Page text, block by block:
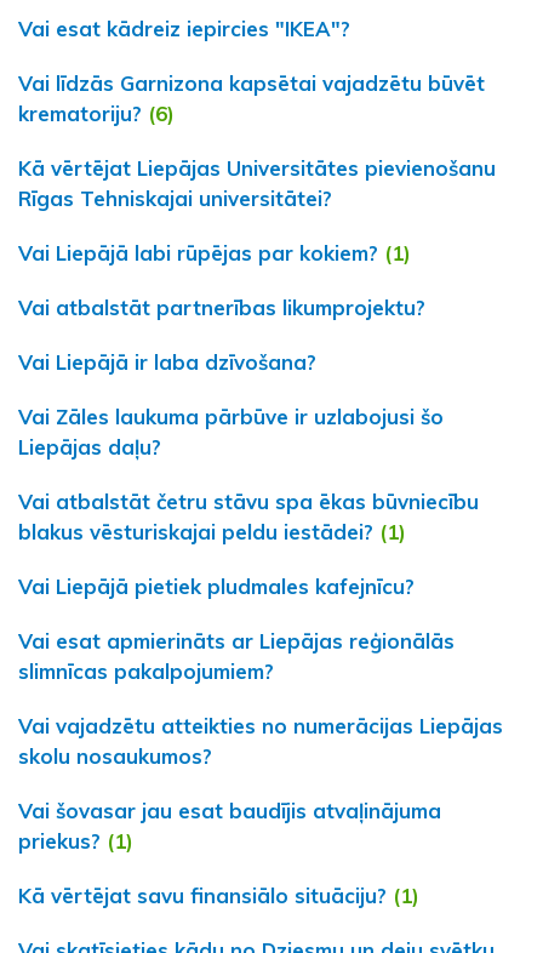
Vai esat kādreiz iepircies "IKEA"?
Vai līdzās Garnizona kapsētai vajadzētu būvēt
krematoriju? (6)
Kā vērtējat Liepājas Universitātes pievienošanu
Rīgas Tehniskajai universitātei?
Vai Liepājā labi rūpējas par kokiem? (1)
Vai atbalstāt partnerības likumprojektu?
Vai Liepājā ir laba dzīvošana?
Vai Zāles laukuma pārbūve ir uzlabojusi šo
Liepājas daļu?
Vai atbalstāt četru stāvu spa ēkas būvniecību
blakus vēsturiskajai peldu iestādei? (1)
Vai Liepājā pietiek pludmales kafejnīcu?
Vai esat apmierināts ar Liepājas reģionālās
slimnīcas pakalpojumiem?
Vai vajadzētu atteikties no numerācijas Liepājas
skolu nosaukumos?
Vai šovasar jau esat baudījis atvaļinājuma
priekus? (1)
Kā vērtējat savu finansiālo situāciju? (1)